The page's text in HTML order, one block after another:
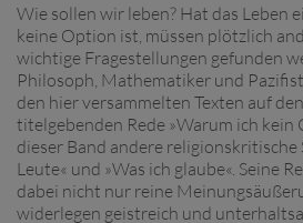
Wie sollen wir leben? Hat das Leben
keine Option ist, müssen plötzlich
wichtige Fragestellungen gefunden
Philosoph, Mathematiker und
den hier versammelten Texten auf
titelgebenden Rede »Warum ich
dieser Band andere
Leute« und »Was ich glaube«. Seine
dabei nicht nur reine
widerlegen geistreich und